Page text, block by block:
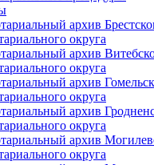
архив
округа
архив
округа
архив
округа
архив
округа
архив
округа